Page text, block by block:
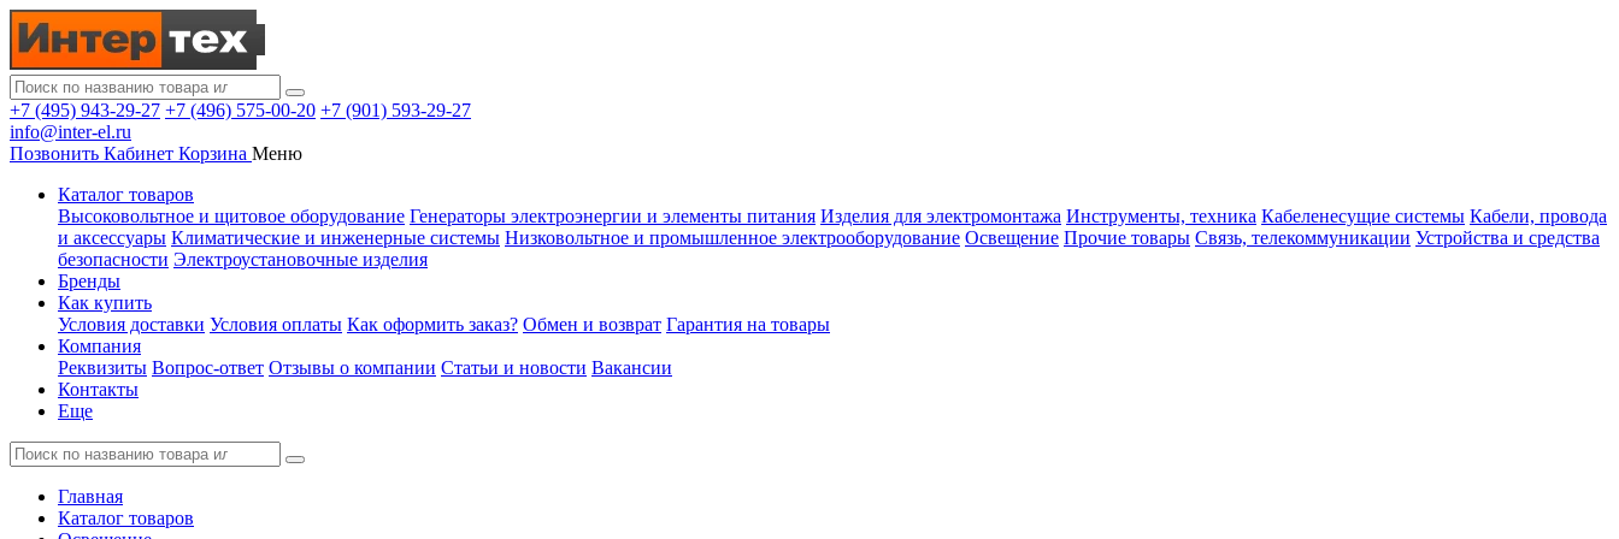
+7 (495) 943-29-27 +7 (496) 575-00-20 +7 (901) 593-29-27
info@inter-el.ru
Позвонить Кабинет Корзина Меню
Каталог товаров
Высоковольтное и щитовое оборудование Генераторы электроэнергии и элементы питания Изделия для электромонтажа Инструменты, техника Кабеленесущие системы Кабели, провода
и аксессуары Климатические и инженерные системы Низковольтное и промышленное электрооборудование Освещение Прочие товары Связь, телекоммуникации Устройства и средства
безопасности Электроустановочные изделия
Бренды
Как купить
Условия доставки Условия оплаты Как оформить заказ? Обмен и возврат Гарантия на товары
Компания
Реквизиты Вопрос-ответ Отзывы о компании Статьи и новости Вакансии
Контакты
Еще
Главная
Каталог товаров